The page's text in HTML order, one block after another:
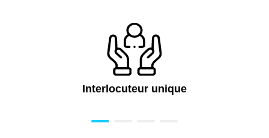
Interlocuteur unique